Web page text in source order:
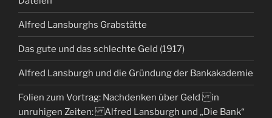
Alfred Lansburghs Grabstätte
Das gute und das schlechte Geld (1917)
Alfred Lansburgh und die Gründung der Bankakademie
Folien zum Vortrag: Nachdenken über Geld in
unruhigen Zeiten: Alfred Lansburgh und „Die Bank“